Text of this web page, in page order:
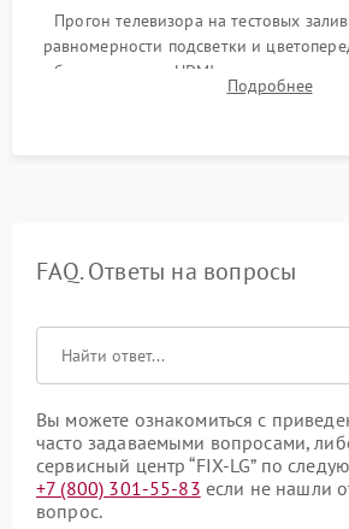
Прогон телевизора на тестовых
равномерности подсветки и
работы разъемов HDMI, динамиков,
в рабочем режиме в течение
Подробнее
FAQ. Ответы на вопросы
Вы можете ознакомиться с
часто задаваемыми вопросами,
сервисный центр “FIX-LG” по
+7 (800) 301-55-83 если не нашли
вопрос.